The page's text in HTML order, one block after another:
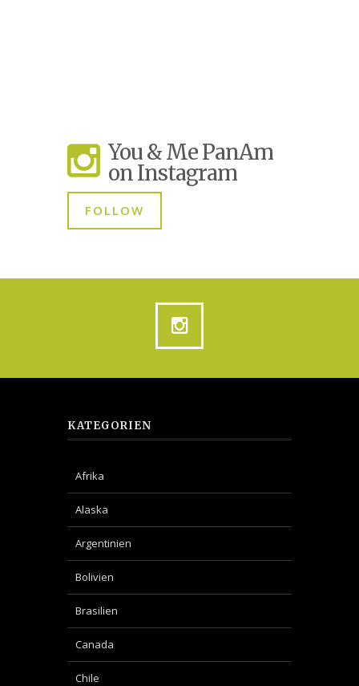
You & Me PanAm
on Instagram
FOLLOW
KATEGORIEN
Afrika
Alaska
Argentinien
Bolivien
Brasilien
Canada
Chile